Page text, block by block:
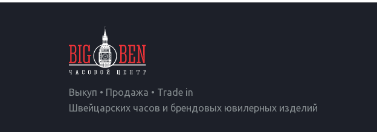
Выкуп • Продажа • Trade in
Швейцарских часов и брендовых ювилерных изделий